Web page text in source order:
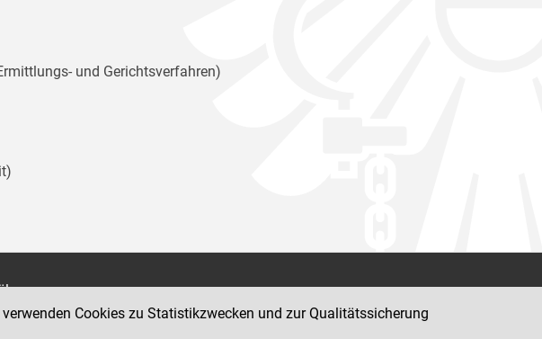
und Gerichtsverfahren)
BMJ
Cookies zu Statistikzwecken und zur Qualitätssicherung